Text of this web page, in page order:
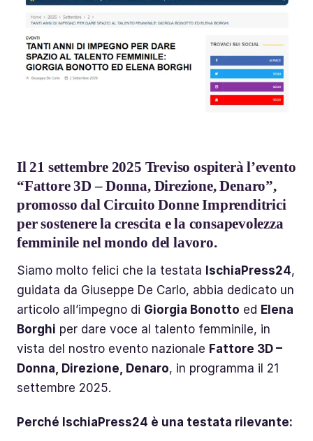
Il 21 settembre 2025 Treviso ospiterà l’evento
“Fattore 3D – Donna, Direzione, Denaro”,
promosso dal Circuito Donne Imprenditrici
per sostenere la crescita e la consapevolezza
femminile nel mondo del lavoro.
Siamo molto felici che la testata IschiaPress24,
guidata da Giuseppe De Carlo, abbia dedicato un
articolo all’impegno di Giorgia Bonotto ed Elena
Borghi per dare voce al talento femminile, in
vista del nostro evento nazionale Fattore 3D –
Donna, Direzione, Denaro, in programma il 21
settembre 2025.
Perché IschiaPress24 è una testata rilevante: